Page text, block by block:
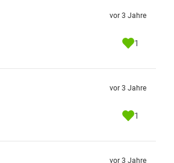
vor 3 Jahre
1
vor 3 Jahre
1
vor 3 Jahre